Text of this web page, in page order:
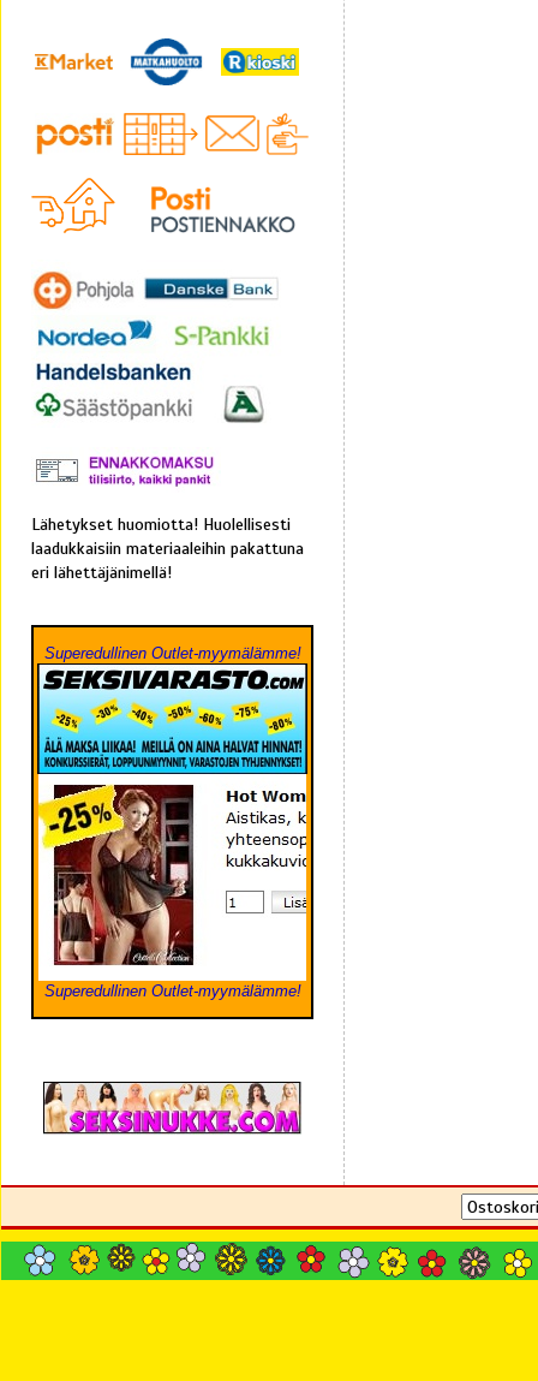
Lähetykset huomiotta! Huolellisesti
laadukkaisiin materiaaleihin pakattuna
eri lähettäjänimellä!
Superedullinen Outlet-myymälämme!
Superedullinen Outlet-myymälämme!